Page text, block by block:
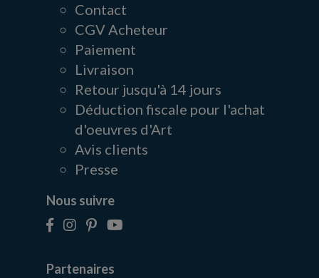
Contact
CGV Acheteur
Paiement
Livraison
Retour jusqu'à 14 jours
Déduction fiscale pour l'achat
d'oeuvres d'Art
Avis clients
Presse
Nous suivre
Partenaires